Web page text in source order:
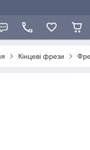
Кінцеві фрези